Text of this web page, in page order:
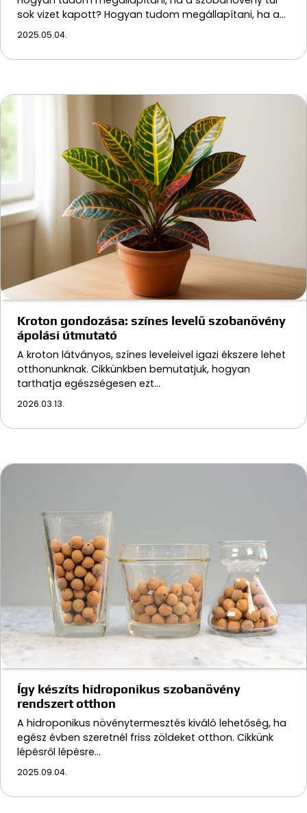
sok vizet kapott? Hogyan tudom megállapítani, ha a…
2025.05.04.
Kroton gondozása: színes levelű szobanövény
ápolási útmutató
A kroton látványos, színes leveleivel igazi ékszere lehet
otthonunknak. Cikkünkben bemutatjuk, hogyan
tarthatja egészségesen ezt…
2026.03.13.
Így készíts hidroponikus szobanövény
rendszert otthon
A hidroponikus növénytermesztés kiváló lehetőség, ha
egész évben szeretnél friss zöldeket otthon. Cikkünk
lépésről lépésre…
2025.09.04.